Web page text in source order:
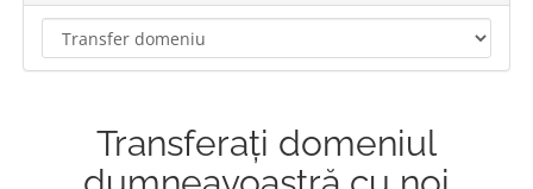
Transferați domeniul